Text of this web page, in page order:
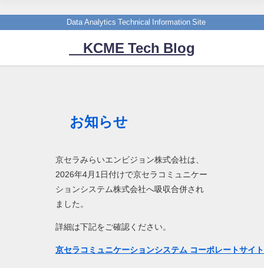
Data Analytics Technical Information Site
KCME Tech Blog
お知らせ
京セラみらいエンビジョン株式会社は、
2026年4月1日付けで京セラコミュニケー
ションシステム株式会社へ吸収合併され
ました。
詳細は下記をご確認ください。
京セラコミュニケーションシステム コーポレートサイ